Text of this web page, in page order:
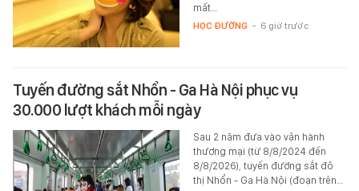
mất…
HỌC ĐƯỜNG - 6 giờ trước
Tuyến đường sắt Nhổn - Ga Hà Nội phục vụ
30.000 lượt khách mỗi ngày
Sau 2 năm đưa vào vận hành
thương mại (từ 8/8/2024 đến
8/8/2026), tuyến đường sắt đô
thị Nhổn - Ga Hà Nội (đoạn trên…